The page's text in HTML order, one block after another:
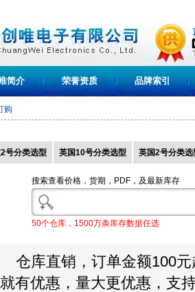
简介 荣誉资质 品牌索引
购
号分类选型 英国10号分类选型 英国2号分类选
搜索查看价格，货期，PDF，及最新库存
50个仓库，1500万条库存数据任选
仓库直销，订单金额100元
有优惠，量大更优惠，支